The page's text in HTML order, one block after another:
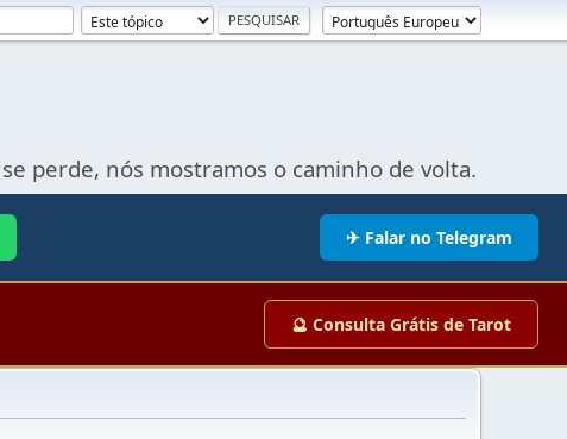
perde, nós mostramos o caminho de volta.
✈ Falar no Telegram
🔮 Consulta Grátis de Tarot